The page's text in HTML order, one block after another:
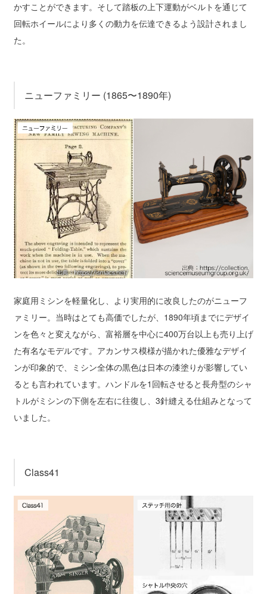
かすことができます。そして踏板の上下運動がベルトを通じて
回転ホイールにより多くの動力を伝達できるよう設計されまし
た。
ニューファミリー (1865〜1890年)
家庭用ミシンを軽量化し、より実用的に改良したのがニューフ
ァミリー。当時はとても高価でしたが、1890年頃までにデザイ
ンを色々と変えながら、富裕層を中心に400万台以上も売り上げ
た有名なモデルです。アカンサス模様が描かれた優雅なデザイ
ンが印象的で、ミシン全体の黒色は日本の漆塗りが影響してい
るとも言われています。ハンドルを1回転させると長舟型のシャ
トルがミシンの下側を左右に往復し、3針縫える仕組みとなって
いました。
Class41